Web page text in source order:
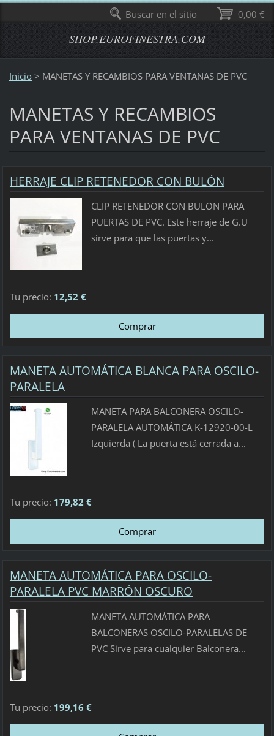
SHOP.EUROFINESTRA.COM
Inicio > MANETAS Y RECAMBIOS PARA VENTANAS DE PVC
MANETAS Y RECAMBIOS
PARA VENTANAS DE PVC
HERRAJE CLIP RETENEDOR CON BULÓN
CLIP RETENEDOR CON BULON PARA
PUERTAS DE PVC. Este herraje de G.U
sirve para que las puertas y...
Tu precio: 12,52 €
MANETA AUTOMÁTICA BLANCA PARA OSCILO-
PARALELA
MANETA PARA BALCONERA OSCILO-
PARALELA AUTOMÁTICA K-12920-00-L
Izquierda ( La puerta está cerrada a...
Tu precio: 179,82 €
MANETA AUTOMÁTICA PARA OSCILO-
PARALELA PVC MARRÓN OSCURO
MANETA AUTOMÁTICA PARA
BALCONERAS OSCILO-PARALELAS DE
PVC Sirve para cualquier Balconera...
Tu precio: 199,16 €
0,00 €
Buscar en el sitio